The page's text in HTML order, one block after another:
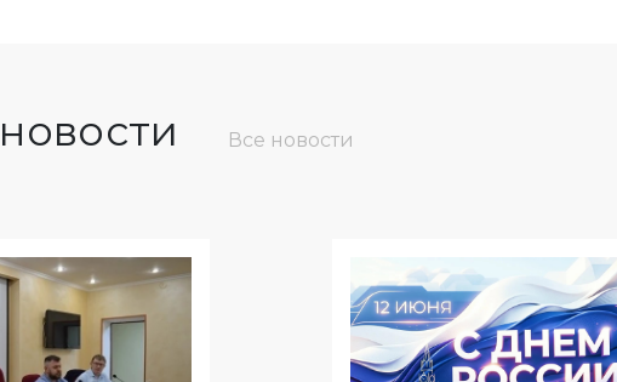
Все новости